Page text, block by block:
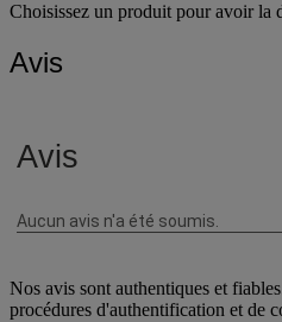
Choisissez un produit pour avoir la
Avis
Nos avis sont authentiques et
procédures d'authentification et de